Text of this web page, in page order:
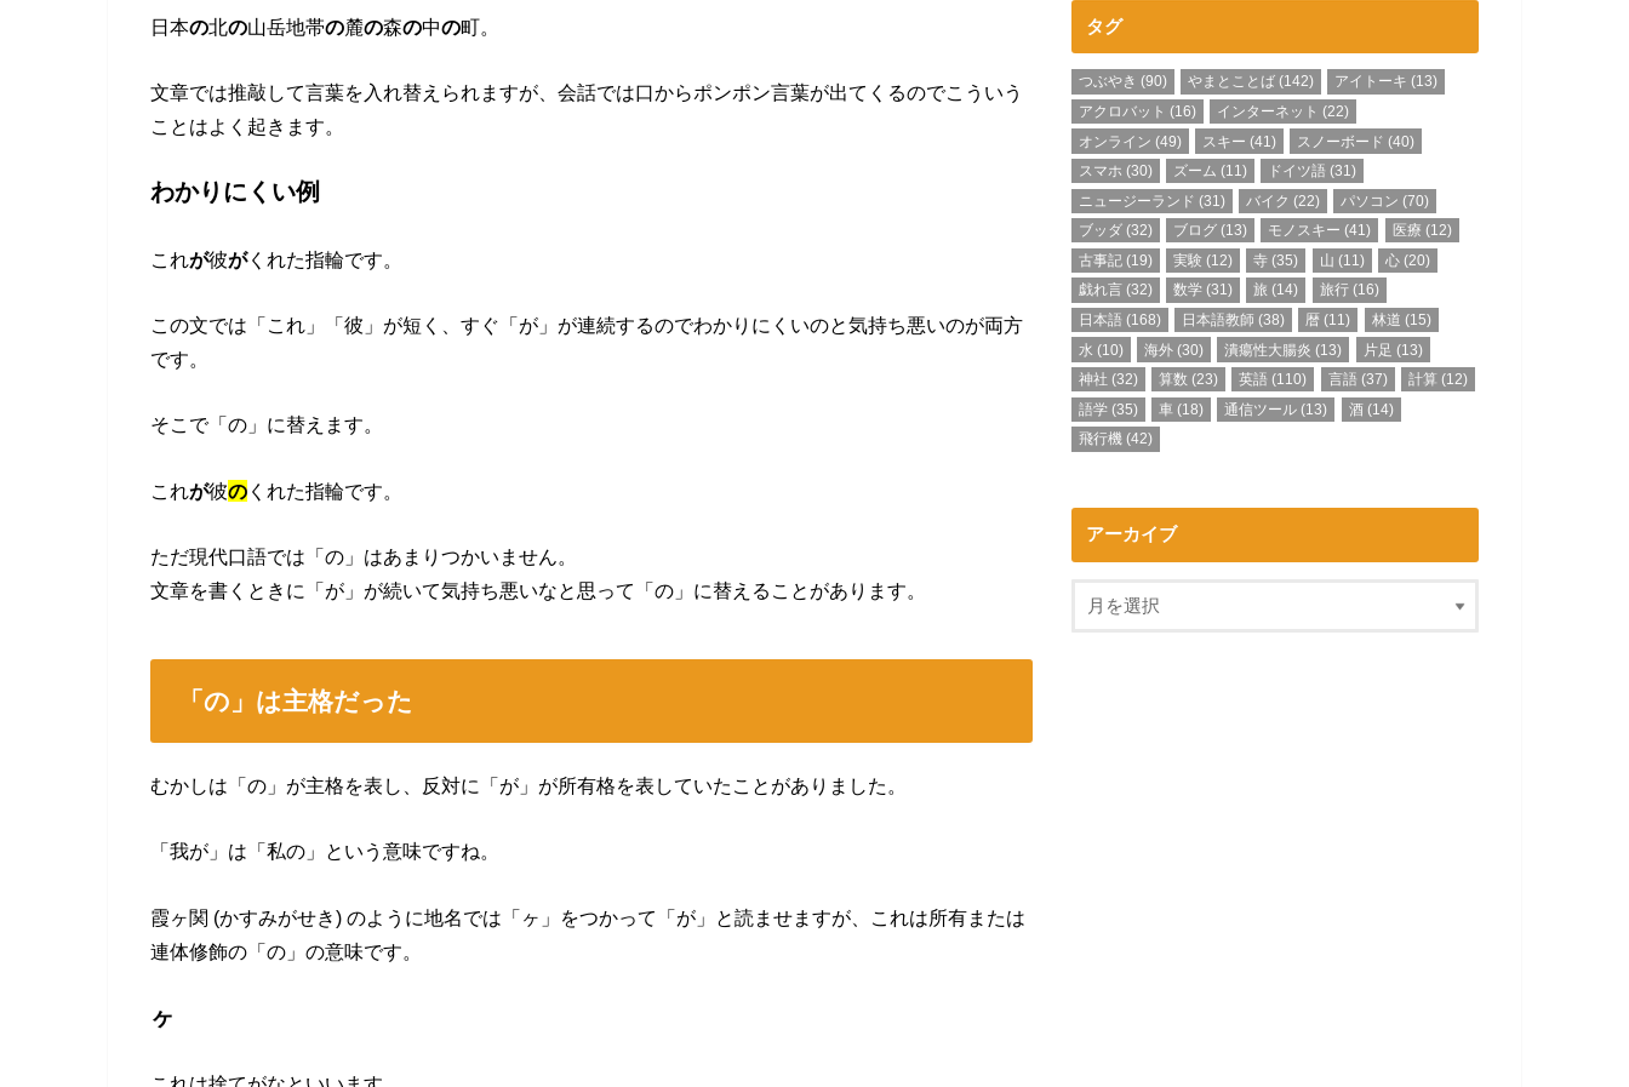
日本の北の山岳地帯の麓の森の中の町。
文章では推敲して言葉を入れ替えられますが、会話では口からポンポン言葉が出てくるのでこういう
ことはよく起きます。
わかりにくい例
これが彼がくれた指輪です。
この文では「これ」「彼」が短く、すぐ「が」が連続するのでわかりにくいのと気持ち悪いのが両方
です。
そこで「の」に替えます。
これが彼の くれた指輪です。
ただ現代口語では「の」はあまりつかいません。
文章を書くときに「が」が続いて気持ち悪いなと思って「の」に替えることがあります。
「の」は主格だった
むかしは「の」が主格を表し、反対に「が」が所有格を表していたことがありました。
「我が」は「私の」という意味ですね。
霞ヶ関 (かすみがせき) のように地名では「ヶ」をつかって「が」と読ませますが、これは所有または
連体修飾の「の」の意味です。
ヶ
タグ
つぶやき (90) やまとことば (142) アイトーキ (13)
アクロバット (16) インターネット (22)
オンライン (49) スキー (41) スノーボード (40)
スマホ (30) ズーム (11) ドイツ語 (31)
ニュージーランド (31) バイク (22) パソコン (70)
ブッダ (32) ブログ (13) モノスキー (41) 医療 (12)
古事記 (19) 実験 (12) 寺 (35) 山 (11) 心(20)
戯れ言 (32) 数学 (31) 旅 (14) 旅行(16)
日本語 (168) 日本語教師 (38) 暦 (11) 林道 (15)
水 (10) 海外 (30) 潰瘍性大腸炎 (13) 片足 (13)
神社 (32) 算数 (23) 英語 (110) 言語 (37) 計算 (12)
語学 (35) 車 (18) 通信ツール (13) 酒(14)
飛行機 (42)
アーカイブ